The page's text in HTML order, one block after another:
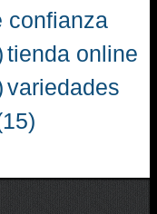
confianza
tienda online
variedades